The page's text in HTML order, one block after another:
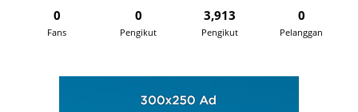
0
Fans
0
Pengikut
3,913
Pengikut
0
Pelanggan